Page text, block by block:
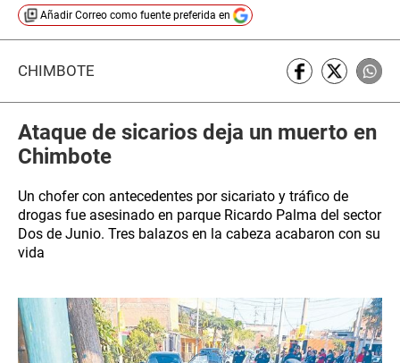
Añadir Correo como fuente preferida en
CHIMBOTE
Ataque de sicarios deja un muerto en
Chimbote
Un chofer con antecedentes por sicariato y tráfico de
drogas fue asesinado en parque Ricardo Palma del sector
Dos de Junio. Tres balazos en la cabeza acabaron con su
vida